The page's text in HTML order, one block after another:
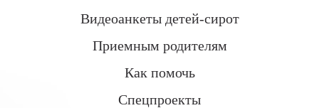
Видеоанкеты детей-сирот
Приемным родителям
Как помочь
Спецпроекты